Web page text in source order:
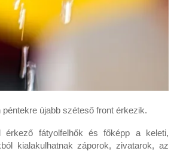
újabb széteső front érkezik.
fátyolfelhők és főképp a keleti,
kialakulhatnak záporok, zivatarok, az